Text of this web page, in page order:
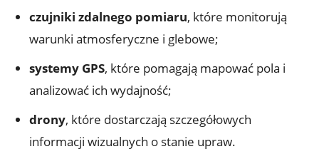
czujniki zdalnego pomiaru, które monitorują
warunki atmosferyczne i glebowe;
systemy GPS, które pomagają mapować pola i
analizować ich wydajność;
drony, które dostarczają szczegółowych
informacji wizualnych o stanie upraw.